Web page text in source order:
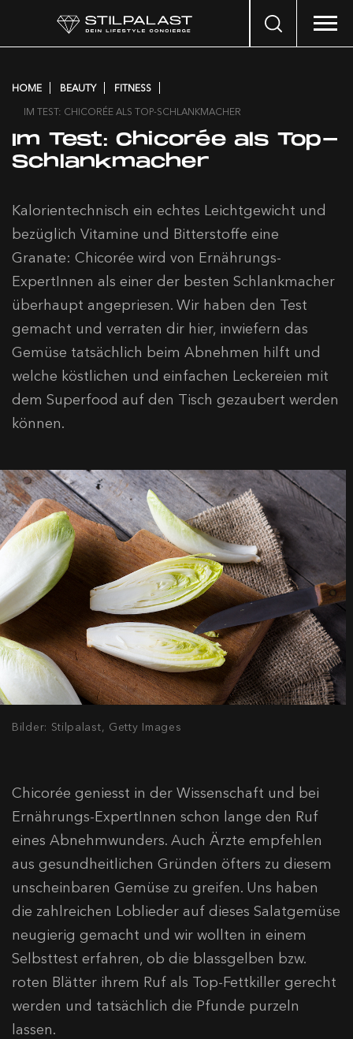
Search
HOME BEAUTY
FITNESS
IM TEST: CHICORÉE ALS TOP-SCHLANKMACHER
Im Test: Chicorée als Top-
Schlankmacher
Kalorientechnisch ein echtes Leichtgewicht und
bezüglich Vitamine und Bitterstoffe eine
Granate: Chicorée wird von Ernährungs-
ExpertInnen als einer der besten Schlankmacher
überhaupt angepriesen. Wir haben den Test
gemacht und verraten dir hier, inwiefern das
Gemüse tatsächlich beim Abnehmen hilft und
welche köstlichen und einfachen Leckereien mit
dem Superfood auf den Tisch gezaubert werden
können.
Bilder: Stilpalast, Getty Images
Chicorée geniesst in der Wissenschaft und bei
Ernährungs-ExpertInnen schon lange den Ruf
eines Abnehmwunders. Auch Ärzte empfehlen
aus gesundheitlichen Gründen öfters zu diesem
unscheinbaren Gemüse zu greifen. Uns haben
die zahlreichen Loblieder auf dieses Salatgemüse
neugierig gemacht und wir wollten in einem
Selbsttest erfahren, ob die blassgelben bzw.
roten Blätter ihrem Ruf als Top-Fettkiller gerecht
werden und tatsächlich die Pfunde purzeln
lassen.